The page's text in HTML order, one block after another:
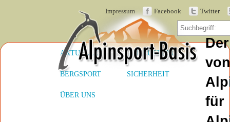
von
für
Impressum Facebook Twitter
AKTUELLES AUSRÜSTUNG
BERGSPORT SICHERHEIT
ÜBER UNS